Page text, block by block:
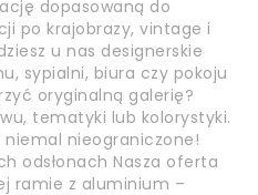
dopasowaną do
po krajobrazy, vintage i
u nas designerskie
sypialni, biura czy pokoju
oryginalną galerię?
tematyki lub kolorystyki.
niemal nieograniczone!
odsłonach Nasza oferta
ramie z aluminium –